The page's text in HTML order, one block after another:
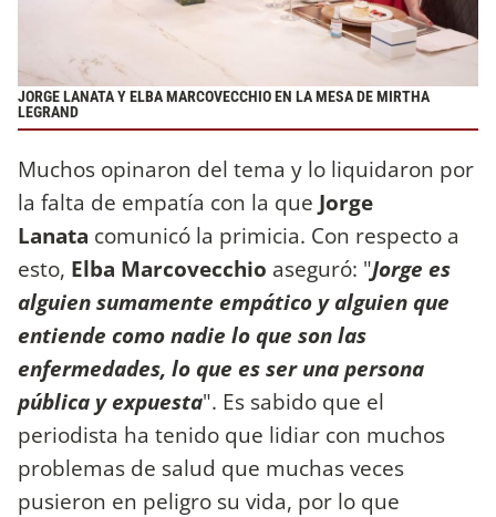
JORGE LANATA Y ELBA MARCOVECCHIO EN LA MESA DE MIRTHA
LEGRAND
Muchos opinaron del tema y lo liquidaron por
la falta de empatía con la que Jorge
Lanata comunicó la primicia. Con respecto a
esto, Elba Marcovecchio aseguró: "Jorge es
alguien sumamente empático y alguien que
entiende como nadie lo que son las
enfermedades, lo que es ser una persona
pública y expuesta". Es sabido que el
periodista ha tenido que lidiar con muchos
problemas de salud que muchas veces
pusieron en peligro su vida, por lo que